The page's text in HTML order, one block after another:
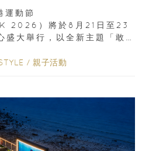
品牌展覽
動節
2026）將於8月21日至23
盛大舉行，以全新主題「敢
/ 親子活動